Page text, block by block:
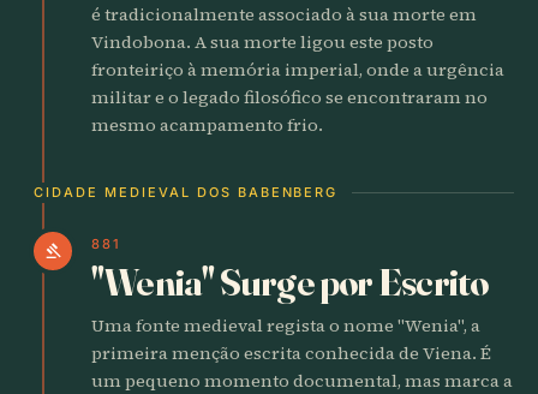
é tradicionalmente associado à sua morte em
Vindobona. A sua morte ligou este posto
fronteiriço à memória imperial, onde a urgência
militar e o legado filosófico se encontraram no
mesmo acampamento frio.
CIDADE MEDIEVAL DOS BABENBERG
gavel 881
"Wenia" Surge por Escrito
Uma fonte medieval regista o nome "Wenia", a
primeira menção escrita conhecida de Viena. É
um pequeno momento documental, mas marca a